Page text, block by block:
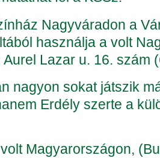
Nagyváradon a
használja a volt
Lazar u. 16. szám
nagyon sokat játszik
Erdély szerte a
Magyarországon,